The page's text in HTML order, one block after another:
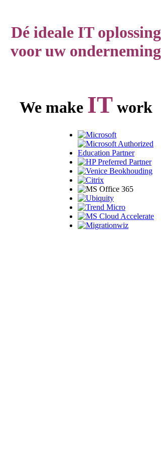
Dé ideale IT oplossing
voor uw onderneming
We make IT work